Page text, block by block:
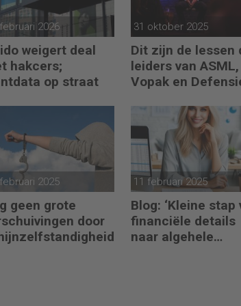
2026
weigert deal
hakcers;
op straat
31 oktober 2025
Dit zijn de lessen
leiders van ASML,
Vopak en
turbulente tijden
2025
geen grote
door
11 februari 2025
Blog: ‘Kleine stap
financiële details
naar algehele